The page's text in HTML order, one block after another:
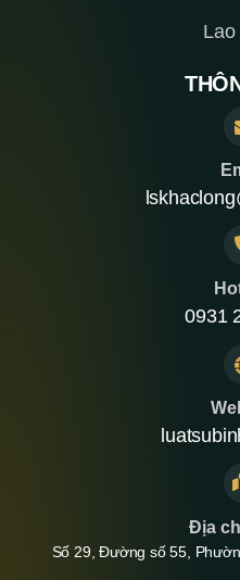
Lao
0931
Địa
Số 29, Đường số 55,